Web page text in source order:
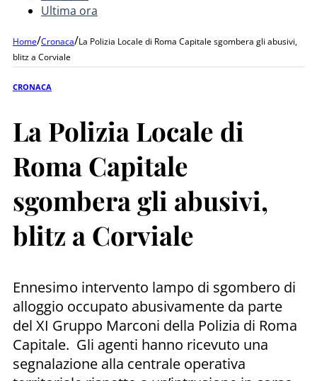
Ultima ora
Home/Cronaca/La Polizia Locale di Roma Capitale sgombera gli abusivi,
blitz a Corviale
CRONACA
La Polizia Locale di
Roma Capitale
sgombera gli abusivi,
blitz a Corviale
Ennesimo intervento lampo di sgombero di
alloggio occupato abusivamente da parte
del XI Gruppo Marconi della Polizia di Roma
Capitale. Gli agenti hanno ricevuto una
segnalazione alla centrale operativa